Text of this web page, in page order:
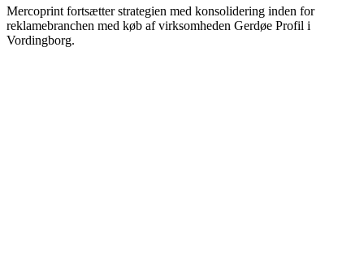
Mercoprint fortsætter strategien med konsolidering inden for
reklamebranchen med køb af virksomheden Gerdøe Profil i
Vordingborg.